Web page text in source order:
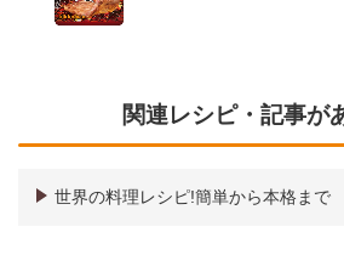
関連レシピ・記事が
世界の料理レシピ!簡単から本格まで